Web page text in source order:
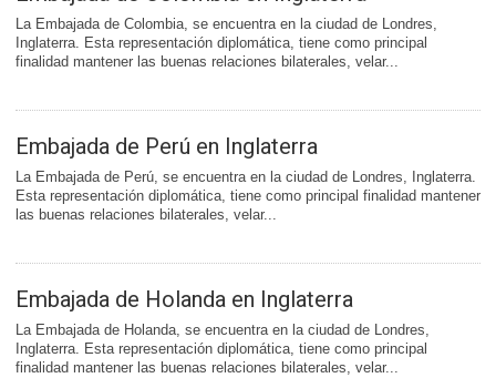
La Embajada de Colombia, se encuentra en la ciudad de Londres,
Inglaterra. Esta representación diplomática, tiene como principal
finalidad mantener las buenas relaciones bilaterales, velar...
Embajada de Perú en Inglaterra
La Embajada de Perú, se encuentra en la ciudad de Londres, Inglaterra.
Esta representación diplomática, tiene como principal finalidad mantener
las buenas relaciones bilaterales, velar...
Embajada de Holanda en Inglaterra
La Embajada de Holanda, se encuentra en la ciudad de Londres,
Inglaterra. Esta representación diplomática, tiene como principal
finalidad mantener las buenas relaciones bilaterales, velar...